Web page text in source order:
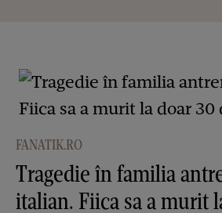
FANATIK.RO
Tragedie în familia
italian. Fiica sa a murit